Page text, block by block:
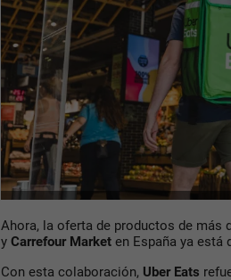
Ahora, la oferta de productos de más
y Carrefour Market en España ya está
Con esta colaboración, Uber Eats